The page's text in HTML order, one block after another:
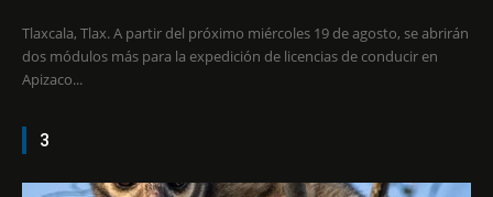
Tlaxcala, Tlax. A partir del próximo miércoles 19 de agosto, se abrirán
dos módulos más para la expedición de licencias de conducir en
Apizaco...
3